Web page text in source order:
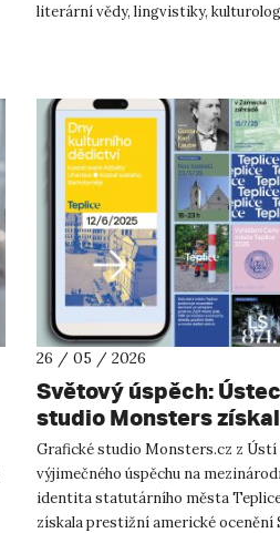
literární vědy, lingvistiky,
26 / 05 / 2026
Světový úspěch:
studio Monsters
ocenění STA100 v
vizuální identitu
akademici z UJEP
Grafické studio Monsters.cz z Ústí
výjimečného úspěchu na
identita statutárního města
získala prestižní americké ocenění